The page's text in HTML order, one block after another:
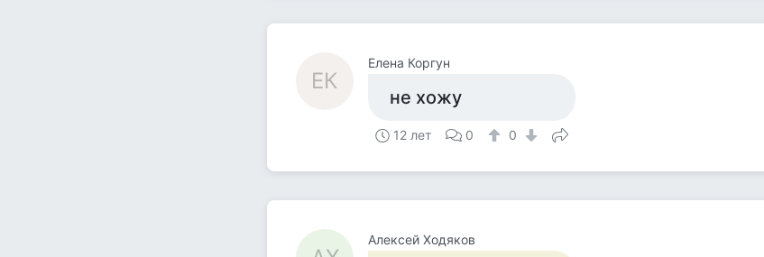
ЕК
Елена Коргун
не хожу
12 лет 0 0
Алексей Ходяков